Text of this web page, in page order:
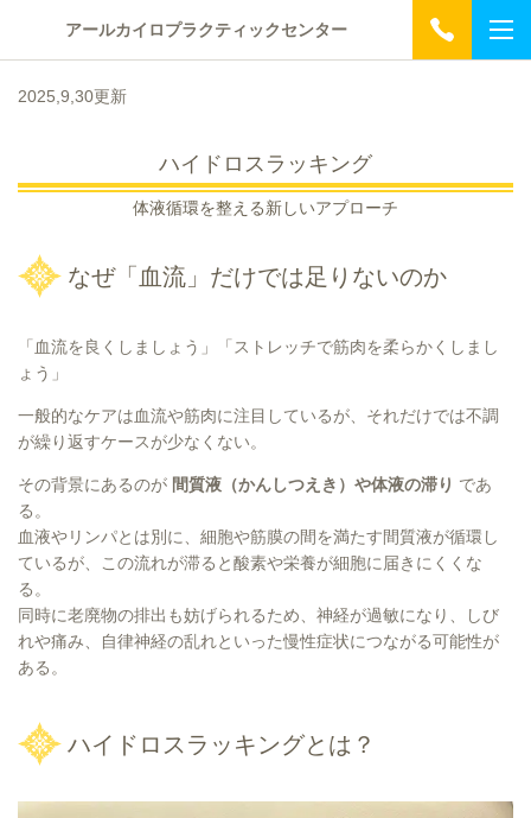
アールカイロプラクティックセンター
2025,9,30更新
ハイドロスラッキング
体液循環を整える新しいアプローチ
なぜ「血流」だけでは足りないのか
「血流を良くしましょう」「ストレッチで筋肉を柔らかくしまし
ょう」
一般的なケアは血流や筋肉に注目しているが、それだけでは不調
が繰り返すケースが少なくない。
その背景にあるのが 間質液（かんしつえき）や体液の滞り であ
る。
血液やリンパとは別に、細胞や筋膜の間を満たす間質液が循環し
ているが、この流れが滞ると酸素や栄養が細胞に届きにくくな
る。
同時に老廃物の排出も妨げられるため、神経が過敏になり、しび
れや痛み、自律神経の乱れといった慢性症状につながる可能性が
ある。
ハイドロスラッキングとは？